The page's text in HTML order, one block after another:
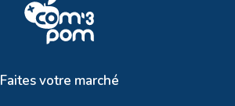
Faites votre marché